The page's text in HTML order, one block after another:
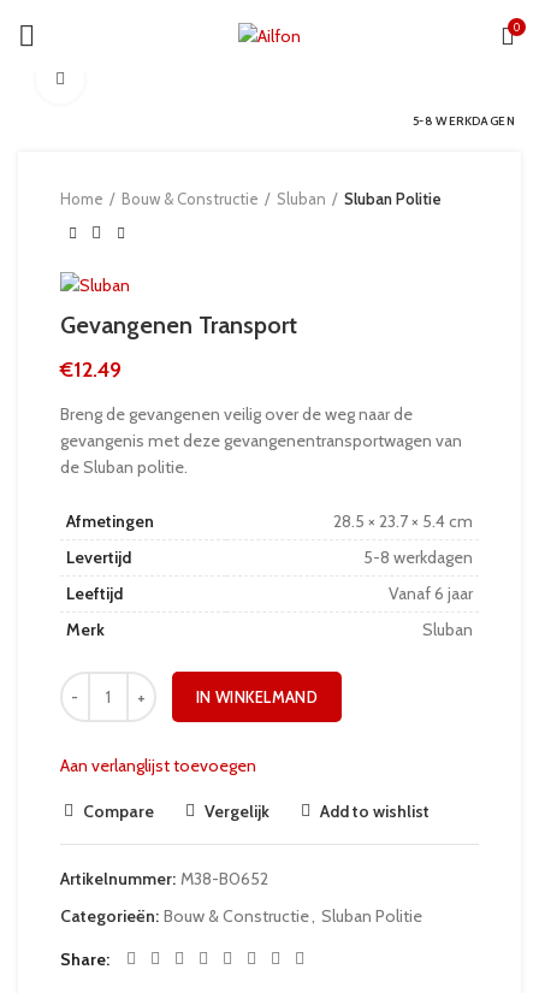
0
5-8 WERKDAGEN
Home Bouw & Constructie Sluban Sluban Politie
Gevangenen Transport
€12.49
Breng de gevangenen veilig over de weg naar de
gevangenis met deze gevangenentransportwagen van
de Sluban politie.
Afmetingen
28.5 × 23.7 × 5.4 cm
Levertijd
5-8 werkdagen
Leeftijd
Vanaf 6 jaar
Merk
Sluban
IN WINKELMAND
Aan verlanglijst toevoegen
Compare Vergelijk Add to wishlist
Artikelnummer: M38-B0652
Categorieën: Bouw & Constructie Sluban Politie
Share